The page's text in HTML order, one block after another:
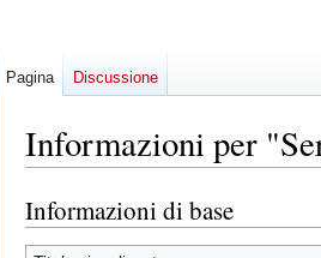
Informazioni per
Vai
alla
Vai
alla
Informazioni di base
Pagina Discussione